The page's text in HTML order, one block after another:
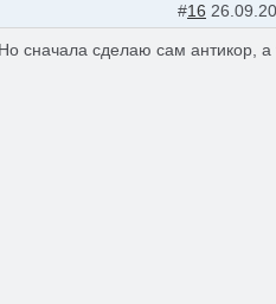
#16
сначала сделаю сам антикор, а